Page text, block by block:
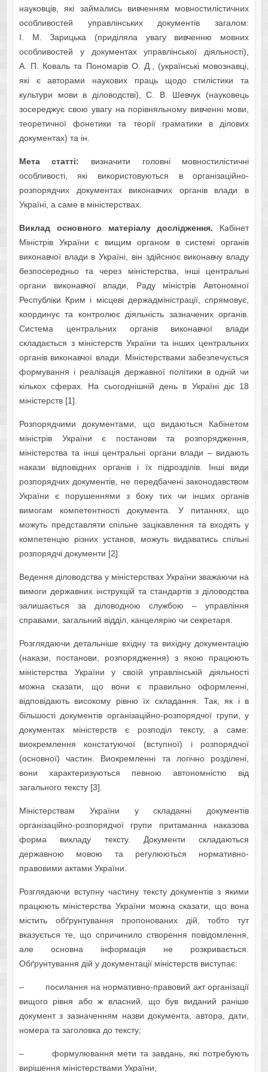
науковців, які займались вивченням мовностилістичних
особливостей управлінських документів загалом:
І. М. Зарицька (приділяла увагу вивченню мовних
особливостей у документах управлінської діяльності),
А. П. Коваль та Пономарів О. Д., (українські мовознавці,
які є авторами наукових праць щодо стилістики та
культури мови в діловодстві), С. В. Шевчук (науковець
зосереджує свою увагу на порівняльному вивченні мови,
теоретичної фонетики та теорії граматики в ділових
документах) та ін.
Мета статті: визначити головні мовностилістичні
особливості, які використовуються в організаційно-
розпорядчих документах виконавчих органів влади в
Україні, а саме в міністерствах.
Виклад основного матеріалу дослідження. Кабінет
Міністрів України є вищим органом в системі органів
виконавчої влади в Україні, він здійснює виконавчу владу
безпосередньо та через міністерства, інші центральні
органи виконавчої влади, Раду міністрів Автономної
Республіки Крим і місцеві держадміністрації, спрямовує,
координує та контролює діяльність зазначених органів.
Система центральних органів виконавчої влади
складається з міністерств України та інших центральних
органів виконавчої влади. Міністерствами забезпечується
формування і реалізація державної політики в одній чи
кількох сферах. На сьогоднішній день в Україні діє 18
міністерств [1].
Розпорядчими документами, що видаються Кабінетом
міністрів України є постанови та розпорядження,
міністерства та інші центральні органи влади – видають
накази відповідних органів і їх підрозділів. Інші види
розпорядчих документів, не передбачені законодавством
України є порушеннями з боку тих чи інших органів
вимогам компетентності документа. У питаннях, що
можуть представляти спільне зацікавлення та входять у
компетенцію різних установ, можуть видаватись спільні
розпорядчі документи [2].
Ведення діловодства у міністерствах України зважаючи на
вимоги державних інструкцій та стандартів з діловодства
залишається за діловодною службою – управління
справами, загальний відділ, канцелярію чи секретаря.
Розглядаючи детальніше вхідну та вихідну документацію
(накази, постанови, розпорядження) з якою працюють
міністерства України у своїй управлінській діяльності
можна сказати, що вони є правильно оформленні,
відповідають високому рівню їх складання. Так, як і в
більшості документів організаційно-розпорядчої групи, у
документах міністерств є розподіл тексту, а саме:
виокремлення констатуючої (вступної) і розпорядчої
(основної) частин. Виокремленні та логічно розділені,
вони характеризуються певною автономністю від
загального тексту [3].
Міністерствам України у складанні документів
організаційно-розпорядчої групи притаманна наказова
форма викладу тексту. Документи складаються
державною мовою та регулюються нормативно-
правовими актами України.
Розглядаючи вступну частину тексту документів з якими
працюють міністерства України можна сказати, що вона
містить обґрунтування пропонованих дій, тобто тут
вказується те, що спричинило створення повідомлення,
але основна інформація не розкривається.
Обґрунтування дій у документації міністерств виступає:
– посилання на нормативно-правовий акт організації
вищого рівня або ж власний, що був виданий раніше
документ з зазначенням назви документа, автора, дати,
номера та заголовка до тексту;
– формулювання мети та завдань, які потребують
вирішення міністерствами України;